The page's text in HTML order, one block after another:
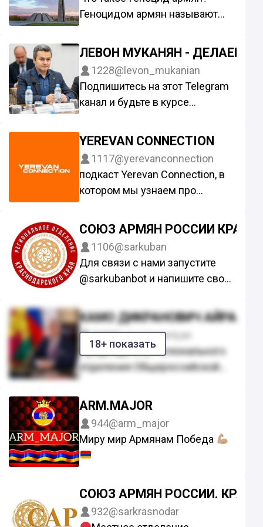
Геноцидом армян называют
населения Османской империи
во время Первой мировой
войны.
На нашем канале вы найдёте
подробную историю о
вв человечества.
ЛЕВОН МУКАНЯН - ДЕЛАЕМ
1228@levon_mukanian
Подпишитесь на этот Telegram
канал и будьте в курсе
анонсов предстоящих
С уважением,
Вице-президент Союза Армян
России
YEREVAN CONNECTION
1117@yerevanconnection
подкаст Yerevan Сonnection, в
котором мы узнаем про
истории.
Меня зовут Рима Абраамян, я
автора паблика 7lyam и
основательница армянского
СОЮЗ АРМЯН РОССИИ
1106@sarkuban
Для связи с нами запустите
@sarkubanbot и напишите свое
18+ показать
КАМО ДИКРАНОВИЧ
968@kamoairapetyan
Председатель Регионального
отделения Общероссийской
общественной организации
«Союз Армян России»
Правления Союза Армян
России, депутат городской
думы г. Армавира.
ARM.MAJOR
944@arm_major
Миру мир Армянам Победа
СОЮЗ АРМЯН РОССИИ.
932@sarkrasnodar